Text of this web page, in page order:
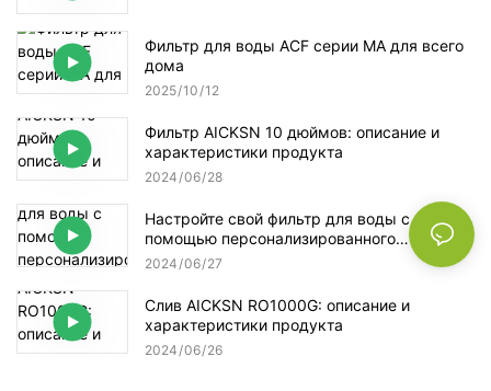
Фильтр для воды ACF серии MA для всего
дома
2025 10 12
Фильтр AICKSN 10 дюймов: описание и
характеристики продукта
2024 06 28
Настройте свой фильтр для воды с
помощью персонализированного
обслуживания AICKSN
2024 06 27
Слив AICKSN RO1000G: описание и
характеристики продукта
2024 06 26